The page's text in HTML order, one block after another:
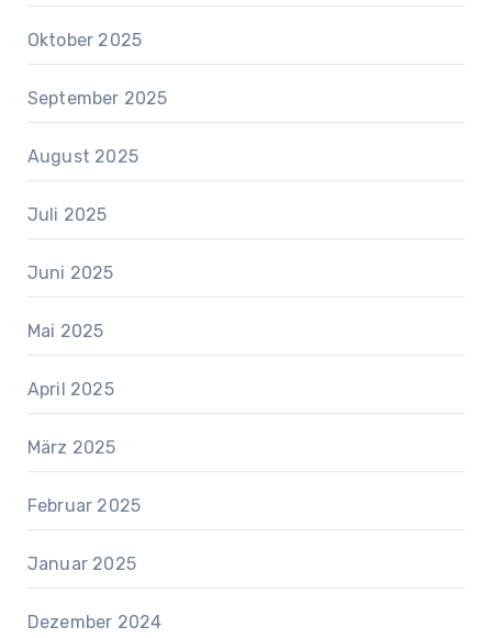
Oktober 2025
September 2025
August 2025
Juli 2025
Juni 2025
Mai 2025
April 2025
März 2025
Februar 2025
Januar 2025
Dezember 2024